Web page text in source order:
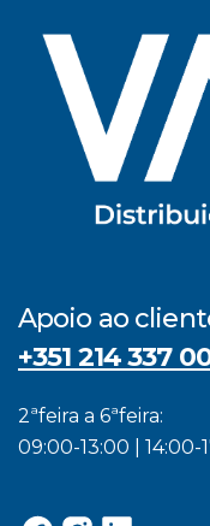
Apoio ao
+351 214 337
2ªfeira a 6ªfeira:
09:00-13:00 | 14:00-